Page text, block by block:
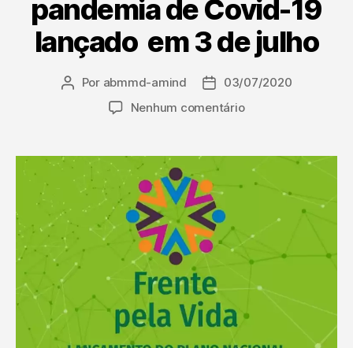
pandemia de Covid-19
lançado em 3 de julho
Por abmmd-amind
03/07/2020
Nenhum comentário